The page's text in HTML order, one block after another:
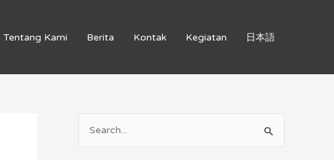
Tentang Kami Berita Kontak Kegiatan 日本語